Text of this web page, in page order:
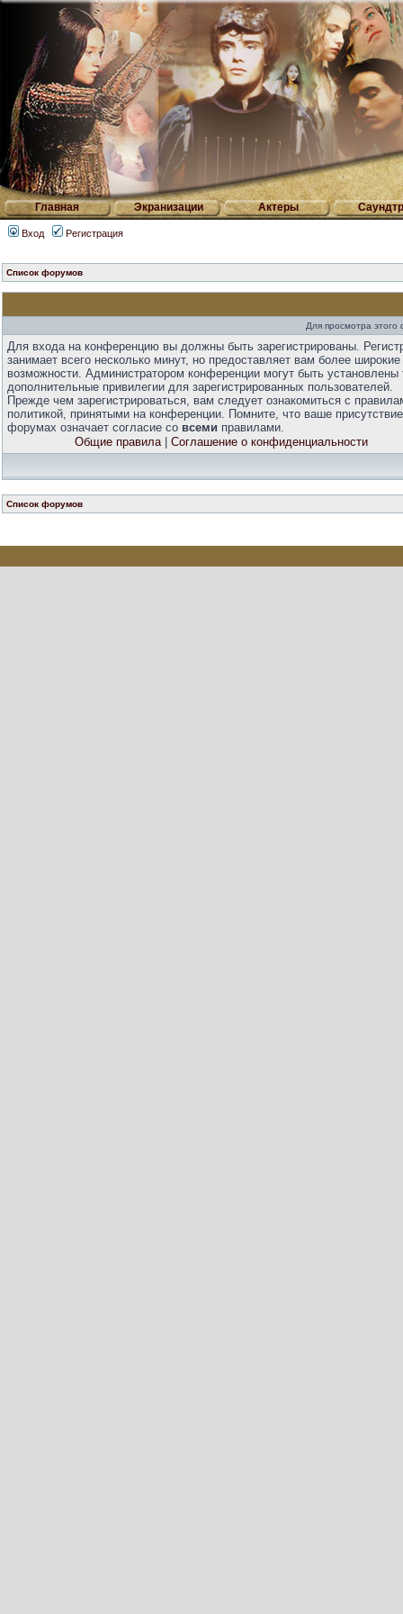
Главная Экранизации Актеры
Вход Регистрация
Список форумов
Для просмотра
Для входа на конференцию вы должны быть зарегистрированы.
занимает всего несколько минут, но предоставляет вам более широкие
возможности. Администратором конференции могут быть установлены
дополнительные привилегии для зарегистрированных пользователей.
Прежде чем зарегистрироваться, вам следует ознакомиться с
политикой, принятыми на конференции. Помните, что ваше
форумах означает согласие со всеми правилами.
Общие правила| Соглашение о конфиденциальности
Список форумов